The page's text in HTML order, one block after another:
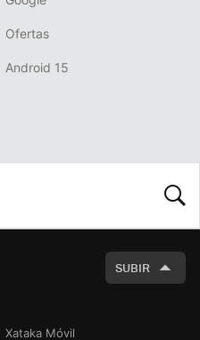
Ofertas
Android 15
SUBIR
Xataka Móvil